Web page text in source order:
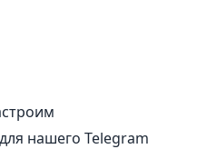
нашего Telegram